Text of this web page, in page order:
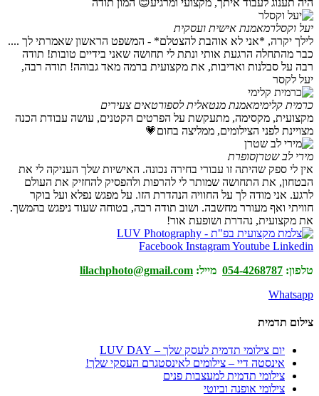
היה תענוג לעבוד איתך, מקצועי ומרגיע😊 המון תודה
יעל וקסלרמאמנת אישית ועסקית
לילך יקרה, *אני לא אוהבת להצטלם* - המשפט הראשון שאמרתי לך ....
כבר מהתחלה הרגעת אותי ונתת לי תחושה שאני בידיים טובות! תודה
רבה על סבלנות ואדיבות, את מקצועית ברמה מאד גבוהה! תודה רבה,
יעל לקסר
כרמית קלימימאמנת מנטאלית לספורטאים צעירים
מקצועית, מקסימה, מתעקשת על הפרטים הקטנים, עושה עבודת הכנה
מצויינת לפני הצילומים, ממליצה בחום💗
מירי לב שטרןסופרת
אין לי ספק שהיתה זו עבורי בחירה נכונה. האישיות שלך העניקה לי את
הבטחון, את התחושה שמותר לי להרפות ולהפסיק להחזיק את העולם
לרגע. אני מודה לך על החוויה הנהדרת הזו. על מפגש נפלא ועל בוקר
חוויתי ואף מעורר מחשבה. ושוב תודה רבה, בטוחה שעוד ניפגש בהמשך.
את מקצועית, נהדרת ושופעת אור!
Facebook InstagramYoutube Linkedin
טלפון: 054-4268787 מייל: lilachphoto@gmail.com
Whatsapp
צילום תדמית
יום צילומי תדמית לעסק שלך – LUV DAY
אינסטה דיי – צילומים לאינסטגרם העסקי שלך!
צילומי תדמית למעצבות פנים
צילומי אופנה וביוטי